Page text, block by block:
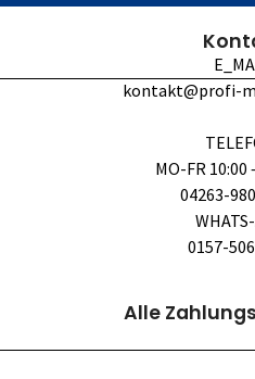
kontakt@profi-
MO-FR 10:00
04263-
0157-
Alle